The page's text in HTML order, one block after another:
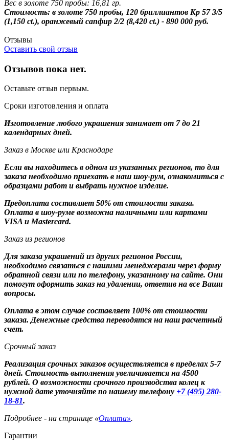
Вес в золоте 750 пробы: 16,81 гр.
Стоимость: в золоте 750 пробы, 120 бриллиантов Кр 57 3/5
(1,150 ct.), оранжевый сапфир 2/2 (8,420 ct.) - 890 000 руб.
Отзывы
Оставить свой отзыв
Отзывов пока нет.
Оставьте отзыв первым.
Сроки изготовления и оплата
Изготовление любого украшения занимает от 7 до 21
календарных дней.
Заказ в Москве или Краснодаре
Если вы находитесь в одном из указанных регионов, то для
заказа необходимо приехать в наш шоу-рум, ознакомиться с
образцами работ и выбрать нужное изделие.
Предоплата составляет 50% от стоимости заказа.
Оплата в шоу-руме возможна наличными или картами
VISA и Mastercard.
Заказ из регионов
Для заказа украшений из других регионов России,
необходимо связаться с нашими менеджерами через форму
обратной связи или по телефону, указанному на сайте. Они
помогут оформить заказ на удалении, ответив на все Ваши
вопросы.
Оплата в этом случае составляет 100% от стоимости
заказа. Денежные средства переводятся на наш расчетный
счет.
Срочный заказ
Реализация срочных заказов осуществляется в пределах 5-7
дней. Стоимость выполнения увеличивается на 4500
рублей. О возможности срочного производства колец к
нужной дате уточняйте по нашему телефону +7 (495) 280-
18-81.
Подробнее - на странице «Оплата».
Гарантии